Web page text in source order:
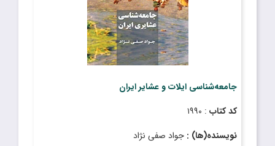
جامعه‌شناسی ایلات و عشایر ایران
کد کتاب : ۱۹۹۰
نویسنده(ها) : جواد صفی نژاد